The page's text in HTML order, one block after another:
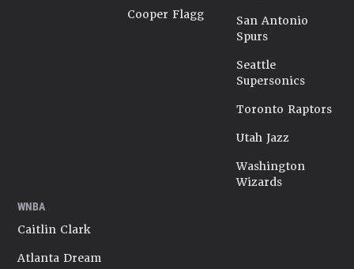
Cooper Flagg
San Antonio
Spurs
Seattle
Supersonics
Toronto Raptors
Utah Jazz
Washington
Wizards
WNBA
Caitlin Clark
Atlanta Dream